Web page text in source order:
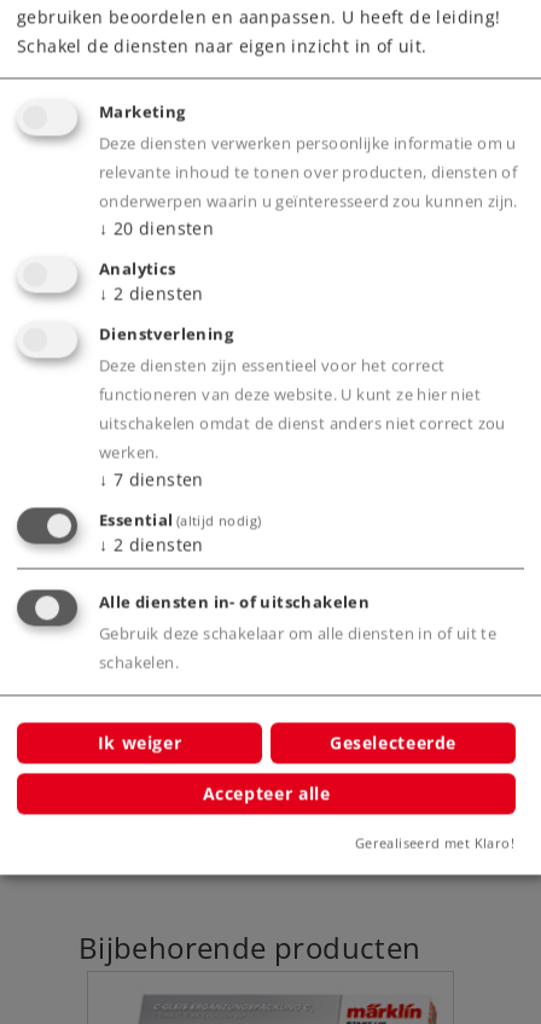
Highlights
Ideale set om te beginnen in de digitale wereld
van Märklin H0.
Locomotief met verlichting en
waarschuwingslicht op het dak.
De ingebouwde mfx decoder meldt zich
automatisch aan bij het Mobile Station.
Eenvoudig in elkaar te zetten baan met C-rails.
Wagens voorzien van Relex koppelingen die
het speelplezier verhogen.
De containers kunnen afgenomen, geopend
en geladen worden.
Product
Productinfo
Digitale functies
Bijbehorende producten
gebruiken beoordelen en aanpassen. U heeft de leiding!
Schakel de diensten naar eigen inzicht in of uit.
Marketing
Deze diensten verwerken persoonlijke informatie om u
relevante inhoud te tonen over producten, diensten of
onderwerpen waarin u geïnteresseerd zou kunnen zijn.
↓ 20 diensten
Analytics
↓ 2 diensten
Dienstverlening
Deze diensten zijn essentieel voor het correct
functioneren van deze website. U kunt ze hier niet
uitschakelen omdat de dienst anders niet correct zou
werken.
↓ 7 diensten
Essential (altijd nodig)
↓ 2 diensten
Alle diensten in- of uitschakelen
Gebruik deze schakelaar om alle diensten in of uit te
schakelen.
Ik weiger Geselecteerde
Accepteer alle
Gerealiseerd met Klaro!